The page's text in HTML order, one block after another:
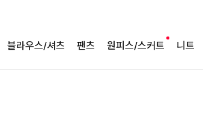
블라우스/셔츠 팬츠 원피스/스커트 니트